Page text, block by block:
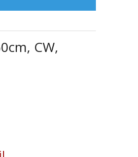
CW,